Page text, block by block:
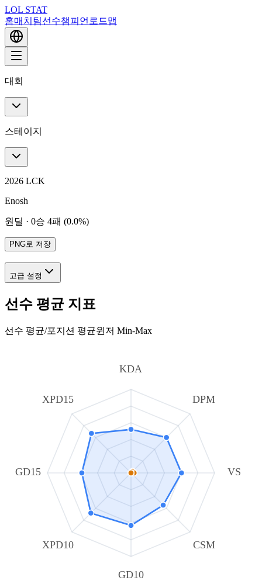
LOL STAT
홈매치 팀선수챔피언 로드맵
대회
스테이지
2026 LCK
Enosh
원딜 · 0승 4패 (0.0%)
PNG로 저장
고급 설정
선수 평균 지표
선수 평균/포지션 평균윈저 Min-Max
KDA
DPM
VS
CSM
GD10
XPD10
GD15
XPD15